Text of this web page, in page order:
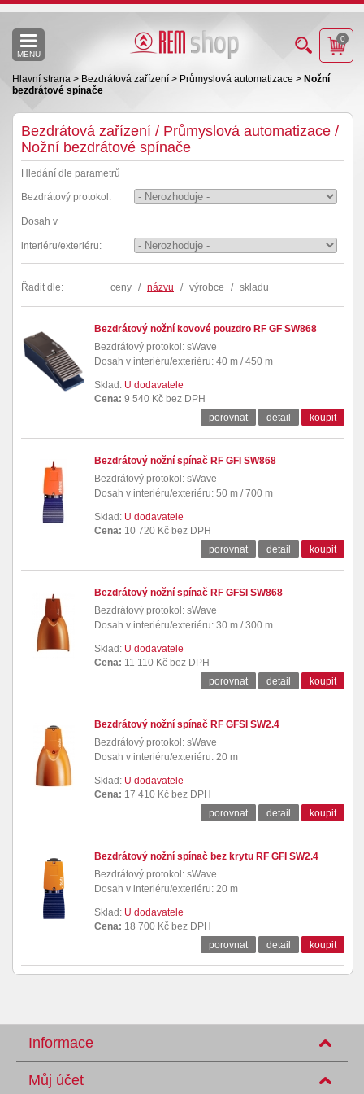
MENU
0
Hlavní strana > Bezdrátová zařízení > Průmyslová automatizace > Nožní
bezdrátové spínače
Bezdrátová zařízení / Průmyslová automatizace /
Nožní bezdrátové spínače
Hledání dle parametrů
Bezdrátový protokol:
Dosah v
interiéru/exteriéru:
Řadit dle: ceny / názvu / výrobce / skladu
Bezdrátový nožní kovové pouzdro RF GF SW868
Bezdrátový protokol: sWave
Dosah v interiéru/exteriéru: 40 m / 450 m
Sklad: U dodavatele
Cena: 9 540 Kč bez DPH
porovnat
detail koupit
Bezdrátový nožní spínač RF GFI SW868
Bezdrátový protokol: sWave
Dosah v interiéru/exteriéru: 50 m / 700 m
Sklad: U dodavatele
Cena: 10 720 Kč bez DPH
porovnat
detail koupit
Bezdrátový nožní spínač RF GFSI SW868
Bezdrátový protokol: sWave
Dosah v interiéru/exteriéru: 30 m / 300 m
Sklad: U dodavatele
Cena: 11 110 Kč bez DPH
porovnat
detail koupit
Bezdrátový nožní spínač RF GFSI SW2.4
Bezdrátový protokol: sWave
Dosah v interiéru/exteriéru: 20 m
Sklad: U dodavatele
Cena: 17 410 Kč bez DPH
porovnat
detail koupit
Bezdrátový nožní spínač bez krytu RF GFI SW2.4
Bezdrátový protokol: sWave
Dosah v interiéru/exteriéru: 20 m
Sklad: U dodavatele
Cena: 18 700 Kč bez DPH
porovnat
detail koupit
Informace
Můj účet